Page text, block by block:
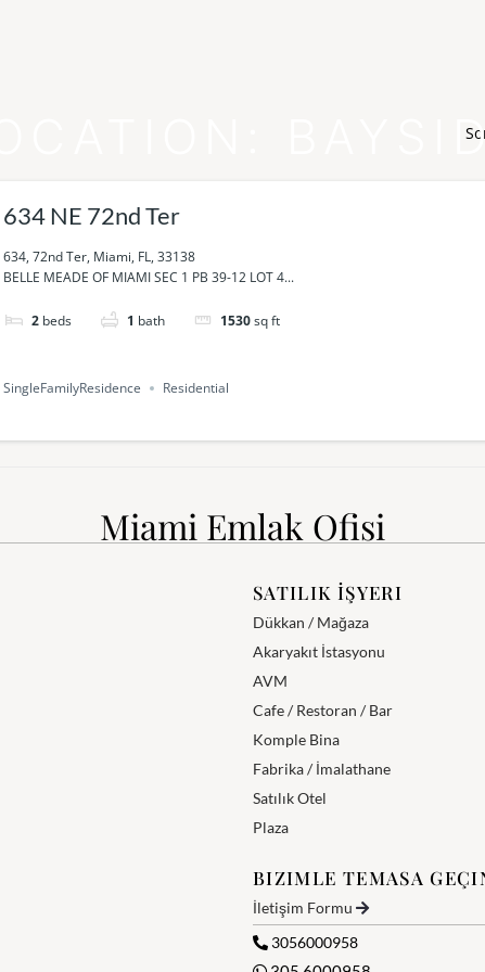
634 NE 72nd Ter
634, 72nd Ter, Miami, FL, 33138
BELLE MEADE OF MIAMI SEC 1 PB 39-12 LOT 4...
2 beds 1 bath 1530sq ft
SingleFamilyResidence Residential
Miami Emlak Ofisi
SATILIK İŞYERI
Dükkan / Mağaza
Akaryakıt İstasyonu
AVM
Cafe / Restoran / Bar
Komple Bina
Fabrika / İmalathane
Satılık Otel
Plaza
BIZIMLE TEMASA
İletişim Formu
3056000958